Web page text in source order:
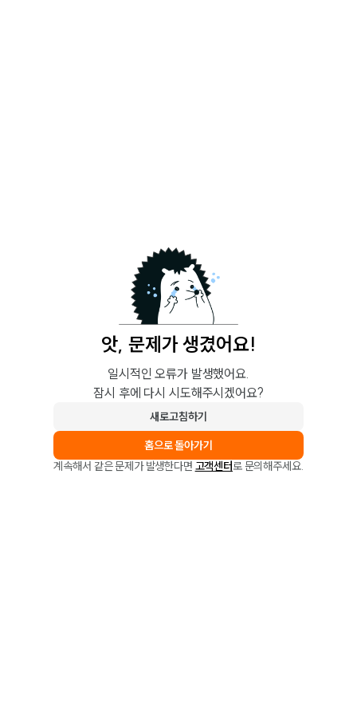
앗, 문제가 생겼어요!
일시적인 오류가 발생했어요.
잠시 후에 다시 시도해주시겠어요?
새로고침하기
홈으로 돌아가기
계속해서 같은 문제가 발생한다면 고객센터로 문의해주세요.